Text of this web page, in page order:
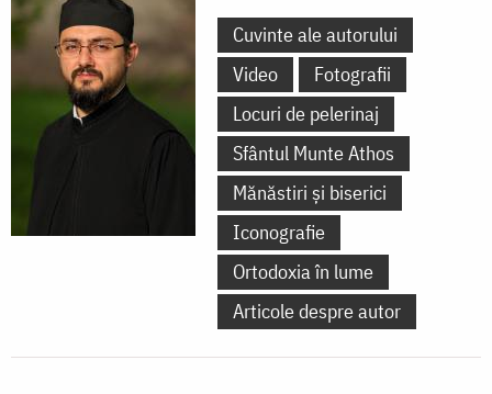
Cuvinte ale autorului
Video
Fotografii
Locuri de pelerinaj
Sfântul Munte Athos
Mănăstiri și biserici
Iconografie
Ortodoxia în lume
Articole despre autor